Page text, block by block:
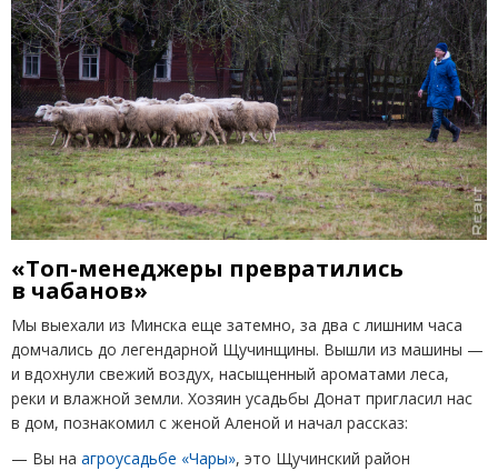
«Топ-менеджеры превратились
в чабанов»
Мы выехали из Минска еще затемно, за два с лишним часа
домчались до легендарной Щучинщины. Вышли из машины —
и вдохнули свежий воздух, насыщенный ароматами леса,
реки и влажной земли. Хозяин усадьбы Донат пригласил нас
в дом, познакомил с женой Аленой и начал рассказ:
— Вы на агроусадьбе «Чары», это Щучинский район